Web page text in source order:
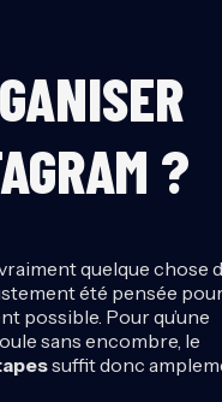
?
quelque chose
été pensée
possible. Pour qu’une
sans encombre, le
suffit donc